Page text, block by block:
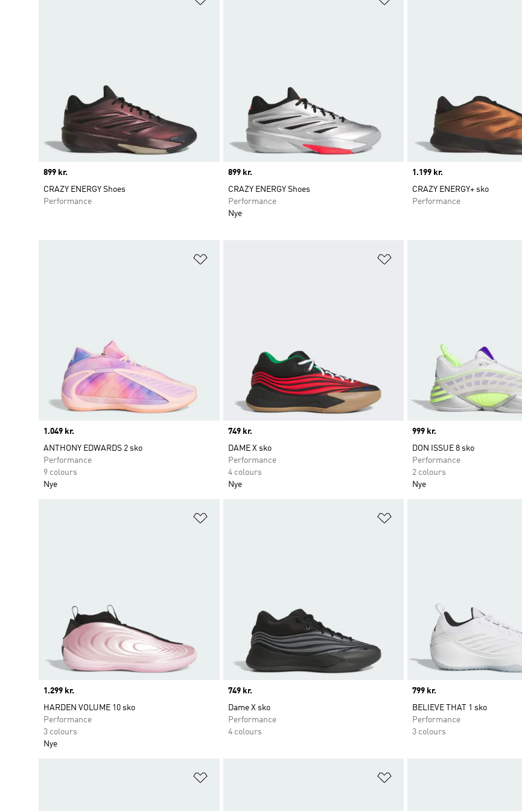
Price
899 kr.
CRAZY ENERGY Shoes
Performance
Price
899 kr.
CRAZY ENERGY Shoes
Performance
Nye
Price
1.199 kr.
CRAZY ENERGY+ sko
Performance
Price
1.049 kr.
ANTHONY EDWARDS 2 sko
Performance
9 colours
Nye
Price
749 kr.
DAME X sko
Performance
4 colours
Nye
Price
999 kr.
DON ISSUE 8 sko
Performance
2 colours
Nye
Price
1.299 kr.
HARDEN VOLUME 10 sko
Performance
3 colours
Nye
Price
749 kr.
Dame X sko
Performance
4 colours
Price
799 kr.
BELIEVE THAT 1 sko
Performance
3 colours